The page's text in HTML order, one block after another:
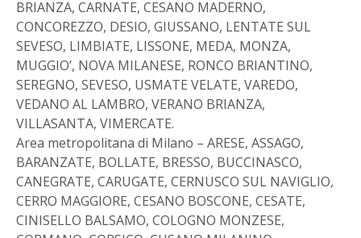
BRIANZA, CARNATE, CESANO MADERNO,
CONCOREZZO, DESIO, GIUSSANO, LENTATE SUL
SEVESO, LIMBIATE, LISSONE, MEDA, MONZA,
MUGGIO’, NOVA MILANESE, RONCO BRIANTINO,
SEREGNO, SEVESO, USMATE VELATE, VAREDO,
VEDANO AL LAMBRO, VERANO BRIANZA,
VILLASANTA, VIMERCATE.
Area metropolitana di Milano – ARESE, ASSAGO,
BARANZATE, BOLLATE, BRESSO, BUCCINASCO,
CANEGRATE, CARUGATE, CERNUSCO SUL NAVIGLIO,
CERRO MAGGIORE, CESANO BOSCONE, CESATE,
CINISELLO BALSAMO, COLOGNO MONZESE,